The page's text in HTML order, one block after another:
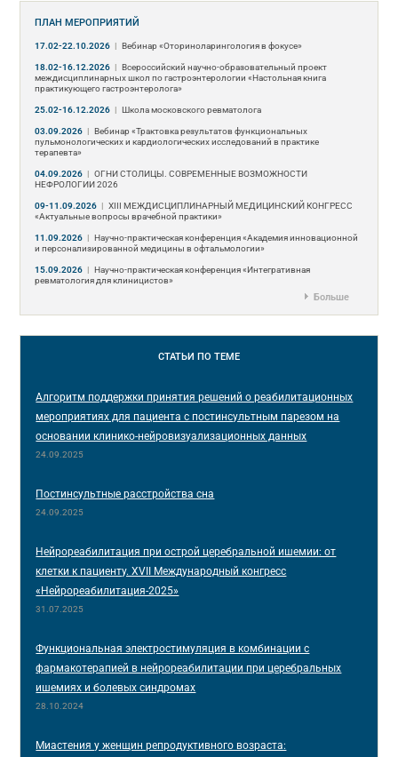
ПЛАН МЕРОПРИЯТИЙ
17.02-22.10.2026 | Вебинар «Оториноларингология в фокусе»
18.02-16.12.2026 | Всероссийский научно-образовательный проект
междисциплинарных школ по гастроэнтерологии «Настольная книга
практикующего гастроэнтеролога»
25.02-16.12.2026 | Школа московского ревматолога
03.09.2026 | Вебинар «Трактовка результатов функциональных
пульмонологических и кардиологических исследований в практике
терапевта»
04.09.2026 | ОГНИ СТОЛИЦЫ. СОВРЕМЕННЫЕ ВОЗМОЖНОСТИ
НЕФРОЛОГИИ 2026
09-11.09.2026 | ХIII МЕЖДИСЦИПЛИНАРНЫЙ МЕДИЦИНСКИЙ КОНГРЕСС
«Актуальные вопросы врачебной практики»
11.09.2026 | Научно-практическая конференция «Академия инновационной
и персонализированной медицины в офтальмологии»
15.09.2026 | Научно-практическая конференция «Интегративная
ревматология для клиницистов»
Больше
СТАТЬИ ПО ТЕМЕ
Алгоритм поддержки принятия решений о реабилитационных
мероприятиях для пациента с постинсультным парезом на
основании клинико-нейровизуализационных данных
24.09.2025
Постинсультные расстройства сна
24.09.2025
Нейрореабилитация при острой церебральной ишемии: от
клетки к пациенту. XVII Международный конгресс
«Нейрореабилитация-2025»
31.07.2025
Функциональная электростимуляция в комбинации с
фармакотерапией в нейрореабилитации при церебральных
ишемиях и болевых синдромах
28.10.2024
Миастения у женщин репродуктивного возраста: